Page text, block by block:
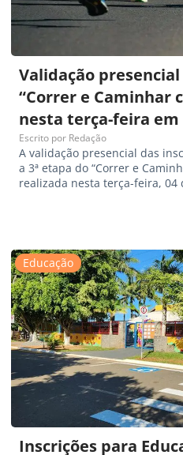
Validação
“Correr e Caminhar
nesta terça-feira
Escrito por Redação
A validação presencial das
a 3ª etapa do “Correr e
realizada nesta terça-feira, 04
Educação
Inscrições para